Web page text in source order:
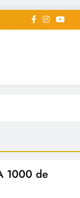
1000 de